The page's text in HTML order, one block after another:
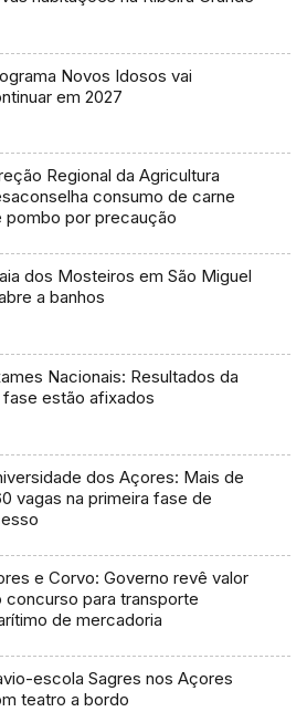
Novos Idosos vai
em 2027
Regional da Agricultura
consumo de carne
pombo por precaução
dos Mosteiros em São Miguel
a banhos
Nacionais: Resultados da
fase estão afixados
dos Açores: Mais de
vagas na primeira fase de
e Corvo: Governo revê valor
concurso para transporte
de mercadoria
escola Sagres nos Açores
teatro a bordo